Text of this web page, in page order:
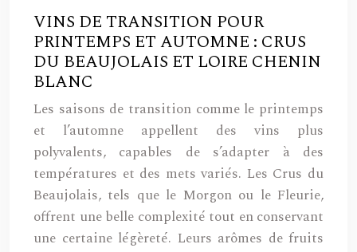
VINS DE TRANSITION POUR
PRINTEMPS ET AUTOMNE : CRUS
DU BEAUJOLAIS ET LOIRE CHENIN
BLANC
Les saisons de transition comme le printemps
et l’automne appellent des vins plus
polyvalents, capables de s’adapter à des
températures et des mets variés. Les Crus du
Beaujolais, tels que le Morgon ou le Fleurie,
offrent une belle complexité tout en conservant
une certaine légèreté. Leurs arômes de fruits